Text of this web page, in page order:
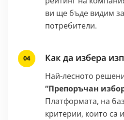
ви ще бъде видим
потребители.
Как да избера
Най-лесното
“Препоръчан
Платформата, на
критерии, които са